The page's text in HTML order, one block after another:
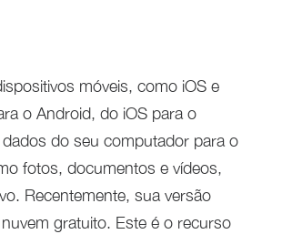
móveis, como iOS e
o Android, do iOS para o
do seu computador para o
fotos, documentos e vídeos,
Recentemente, sua versão
gratuito. Este é o recurso